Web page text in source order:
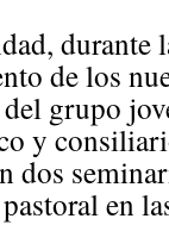
durante
de los
grupo
y
dos
en